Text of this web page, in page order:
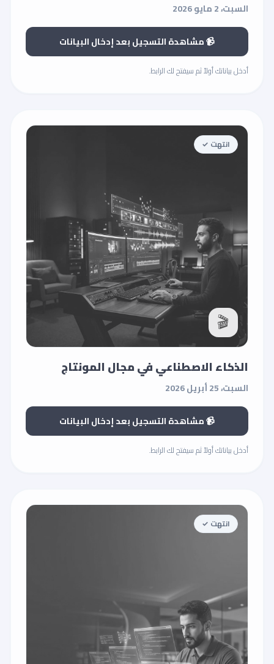
السبت، 2 مايو 2026
📹 مشاهدة التسجيل بعد إدخال البيانات
أدخل بياناتك أولاً ثم سيفتح لك الرابط.
انتهت ✓
🎬
الذكاء الاصطناعي في مجال المونتاج
السبت، 25 أبريل 2026
📹 مشاهدة التسجيل بعد إدخال البيانات
أدخل بياناتك أولاً ثم سيفتح لك الرابط.
انتهت ✓